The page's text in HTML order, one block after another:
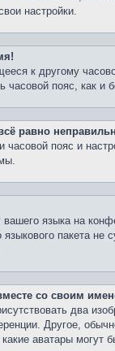
настройки.
к другому
часовой пояс, как
равно
пояс и
языка на
языкового пакета
со своим
два
Другое,
аватары